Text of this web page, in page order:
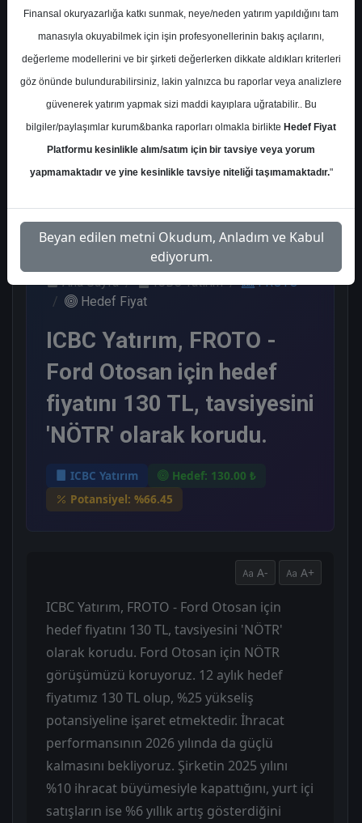
Ortalama Getiri Potansiyeli
Kurum Sayısı
21
11 3
Üstü Get.
5
Yok
2
Ana Sayfa ICBC Yatırım
FROTO
Hedef Fiyat
ICBC Yatırım, FROTO -
Ford Otosan için hedef
fiyatını 130 TL, tavsiyesini
'NÖTR' olarak korudu.
ICBC Yatırım
Hedef: 130.00 ₺
Potansiyel: %66.45
A- A+
ICBC Yatırım, FROTO - Ford Otosan için
hedef fiyatını 130 TL, tavsiyesini 'NÖTR'
olarak korudu. Ford Otosan için NÖTR
görüşümüzü koruyoruz. 12 aylık hedef
fiyatımız 130 TL olup, %25 yükseliş
potansiyeline işaret etmektedir. İhracat
performansının 2026 yılında da güçlü
kalmasını bekliyoruz. Şirketin 2025 yılını
%10 ihracat büyümesiyle kapattığını, yurt içi
satışların ise %6 yıllık artış gösterdiğini
Finansal okuryazarlığa katkı sunmak, neye/neden yatırım yapıldığını tam
manasıyla okuyabilmek için işin profesyonellerinin bakış açılarını,
değerleme modellerini ve bir şirketi değerlerken dikkate aldıkları kriterleri
göz önünde bulundurabilirsiniz, lakin yalnızca bu raporlar veya analizlere
güvenerek yatırım yapmak sizi maddi kayıplara uğratabilir.. Bu
bilgiler/paylaşımlar kurum&banka raporları olmakla birlikte Hedef Fiyat
Platformu kesinlikle alım/satım için bir tavsiye veya yorum
yapmamaktadır ve yine kesinlikle tavsiye niteliği taşımamaktadır."
Beyan edilen metni Okudum, Anladım ve Kabul
ediyorum.